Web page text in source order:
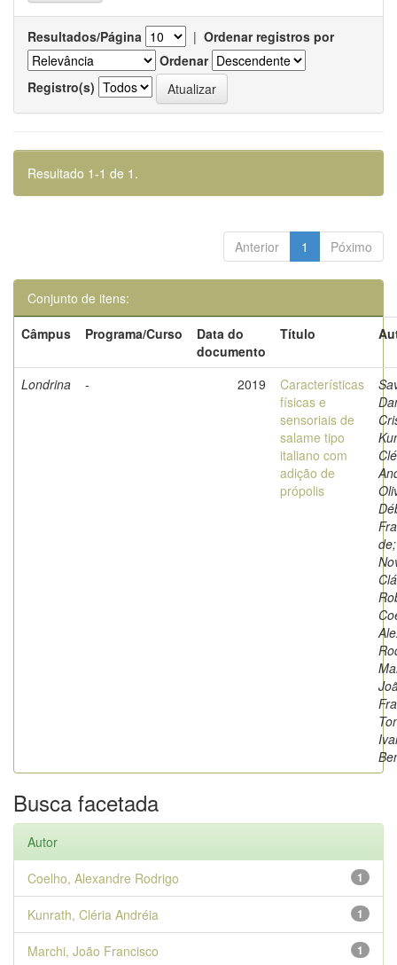
Resultados/Página | Ordenar registros por
Ordenar
Registro(s)
Resultado 1-1 de 1.
Anterior 1 Póximo
Conjunto de itens:
Câmpus
Programa/Curso
Data do
documento
Título
Londrina - 2019
Características
físicas e
sensoriais de
salame tipo
italiano com
adição de
própolis
de;
Busca facetada
Autor
1
Coelho, Alexandre Rodrigo
1
Kunrath, Cléria Andréia
1
Marchi, João Francisco